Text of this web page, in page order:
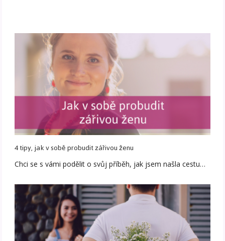
4 tipy, jak v sobě probudit zářivou ženu
Chci se s vámi podělit o svůj příběh, jak jsem našla cestu…